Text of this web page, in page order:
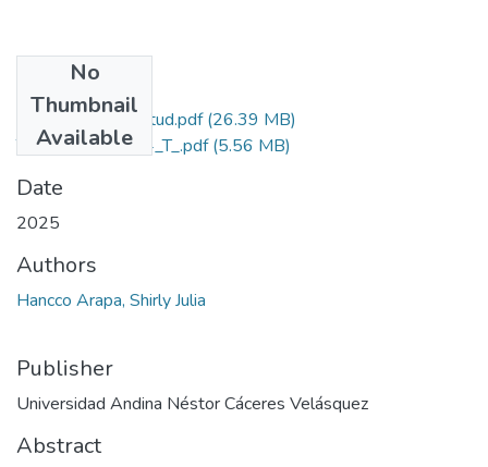
No
Thumbnail
Available
Grado de Similitud.pdf(26.39 MB)
T036_75506364_T_.pdf(5.56 MB)
Date
2025
Authors
Hancco Arapa, Shirly Julia
Publisher
Universidad Andina Néstor Cáceres Velásquez
Abstract